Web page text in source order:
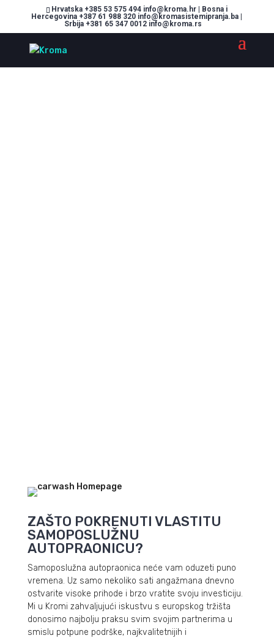
Hrvatska +385 53 575 494 info@kroma.hr | Bosna i
Hercegovina +387 61 988 320 info@kromasistemipranja.ba |
Srbija +381 65 347 0012 info@kroma.rs
ZAŠTO POKRENUTI VLASTITU
SAMOPOSLUŽNU
AUTOPRAONICU?
Samoposlužna autopraonica neće vam oduzeti puno
vremena. Uz samo nekoliko sati angažmana dnevno
ostvarite visoke prihode i brzo vratite svoju investiciju.
Mi u Kromi zahvaljujući iskustvu s europskog tržišta
donosimo najbolju praksu svim svojim partnerima u
smislu potpune podrške, najkvalitetnijih i